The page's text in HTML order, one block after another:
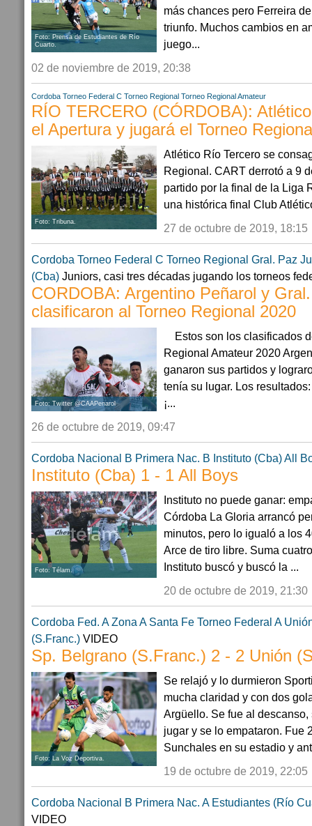
Foto: Prensa de Estudiantes de Río
Cuarto.
más chances pero Ferreira
triunfo. Muchos cambios en
juego...
02 de noviembre de 2019, 20:38
Cordoba Torneo Federal C Torneo Regional Torneo Regional Amateur
RÍO TERCERO (CÓRDOBA):
el Apertura y jugará el Torneo
Foto: Tribuna.
Atlético Río Tercero se
Regional. CART derrotó a 9
partido por la final de la Liga
una histórica final Club
27 de octubre de 2019, 18:15
Cordoba Torneo Federal C Torneo Regional Gral. Paz
(Cba) Juniors, casi tres décadas jugando los torneos
CORDOBA: Argentino Peñarol y
clasificaron al Torneo Regional 2020
Foto: Twitter @CAAPenarol
Estos son los clasificados
Regional Amateur 2020
ganaron sus partidos y
tenía su lugar. Los
¡...
26 de octubre de 2019, 09:47
Cordoba Nacional B Primera Nac. B Instituto (Cba)All
Instituto (Cba) 1 - 1 All Boys
Foto: Télam.
Instituto no puede ganar:
Córdoba La Gloria arrancó
minutos, pero lo igualó a los
Arce de tiro libre. Suma
Instituto buscó y buscó la ...
20 de octubre de 2019, 21:30
Cordoba Fed. A Zona A Santa Fe Torneo Federal A
(S.Franc.) VIDEO
Sp. Belgrano (S.Franc.) 2 - 2 Unión
Foto: La Voz Deportiva.
Se relajó y lo durmieron
mucha claridad y con dos
Argüello. Se fue al
jugar y se lo empataron. Fue
Sunchales en su estadio y
19 de octubre de 2019, 22:05
Cordoba Nacional B Primera Nac. A Estudiantes (Río
VIDEO